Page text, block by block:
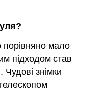
порівняно мало
підходом став
знімки